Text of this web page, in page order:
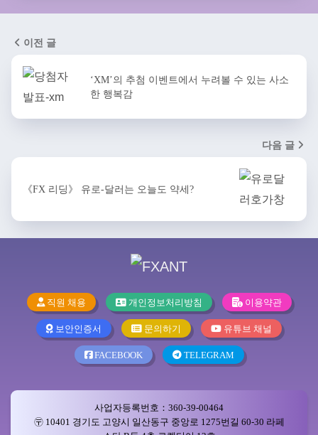
이전 글
‘XM’의 추첨 이벤트에서 누려볼 수 있는 사소
한 행복감
다음 글
《FX 리딩》 유로-달러는 오늘도 약세?
직원 채용 개인정보처리방침 이용약관
보안인증서 문의하기 유튜브 채널
FACEBOOK TELEGRAM
사업자등록번호：360-39-00464
〶 10401 경기도 고양시 일산동구 중앙로 1275번길 60-30 라페